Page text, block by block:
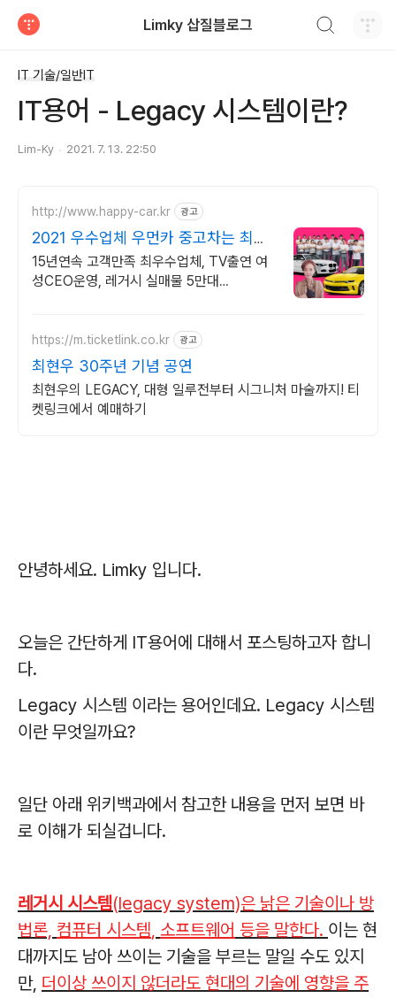
Limky 삽질블로그
IT 기술/일반IT
IT용어 - Legacy 시스템이란?
Lim-Ky 2021. 7. 13. 22:50
http://www.happy-car.kr 광고
2021 우수업체 우먼카 중고차는 최우
수모범업체에서!
15년연속 고객만족 최우수업체, TV출연 여
성CEO운영, 레거시 실매물 5만대
https://m.ticketlink.co.kr 광고
최현우 30주년 기념 공연
최현우의 LEGACY, 대형 일루전부터 시그니처 마술까지! 티
켓링크에서 예매하기
안녕하세요. Limky 입니다.
오늘은 간단하게 IT용어에 대해서 포스팅하고자 합니
다.
Legacy 시스템 이라는 용어인데요. Legacy 시스템
이란 무엇일까요?
일단 아래 위키백과에서 참고한 내용을 먼저 보면 바
로 이해가 되실겁니다.
레거시 시스템(legacy system)은 낡은 기술이나 방
법론, 컴퓨터 시스템, 소프트웨어 등을 말한다. 이는 현
대까지도 남아 쓰이는 기술을 부르는 말일 수도 있지
만, 더이상 쓰이지 않더라도 현대의 기술에 영향을 주